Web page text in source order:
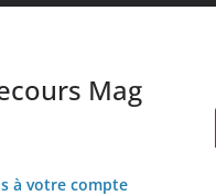
Mag
à votre compte